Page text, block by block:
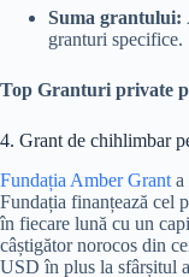
Suma grantului:
granturi specifice.
Top Granturi private
4. Grant de chihlimbar
Fundația Amber Grant a
Fundația finanțează cel
în fiecare lună cu un
câștigător norocos din
USD în plus la sfârșitul